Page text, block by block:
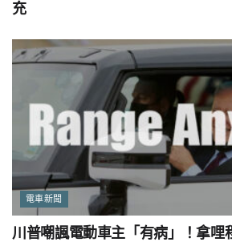
充
電車新聞
川普嘲諷電動車主「有病」！拿哩